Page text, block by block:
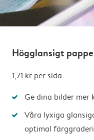
Högglansigt
1,71 kr per sida
Ge dina bilder mer
Våra lyxiga
optimal